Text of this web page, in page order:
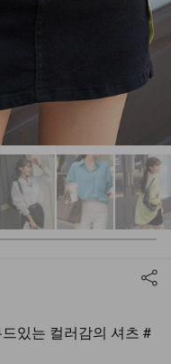
있는 컬러감의 셔츠 #